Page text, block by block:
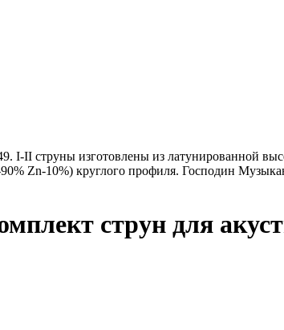
I-II струны изготовлены из латунированной
Zn-10%) круглого профиля. Господин
струн для